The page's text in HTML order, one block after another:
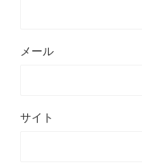
メール
サイト